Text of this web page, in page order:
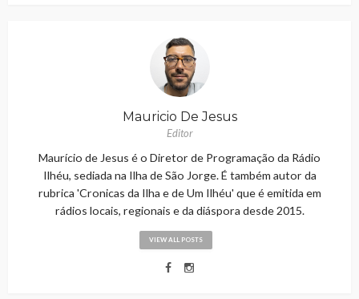
Mauricio De Jesus
Editor
Maurício de Jesus é o Diretor de Programação da Rádio
Ilhéu, sediada na Ilha de São Jorge. É também autor da
rubrica 'Cronicas da Ilha e de Um Ilhéu' que é emitida em
rádios locais, regionais e da diáspora desde 2015.
VIEW ALL POSTS